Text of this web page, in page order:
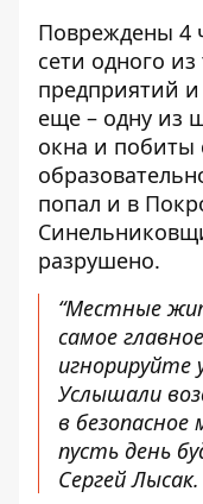
Повреждены 4
сети одного
предприятий
еще – одну из
окна и побиты
попал и в
разрушено.
“Местные
самое
игнорируйте
Услышали
в безопасное
пусть день
Сергей Лысак.